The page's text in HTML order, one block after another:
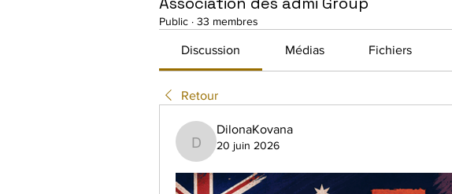
Public · 33 membres
Discussion Médias Fichiers
Retour
DilonaKovana
DilonaKovana
20 juin 2026